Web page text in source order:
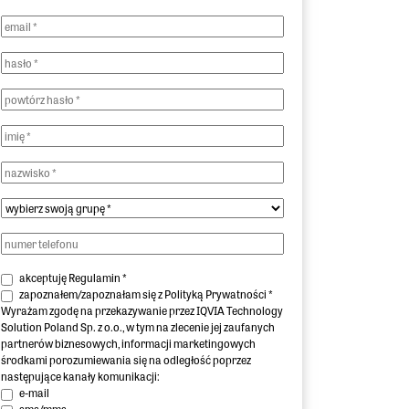
akceptujęRegulamin*
zapoznałem/zapoznałam się zPolityką Prywatności*
Wyrażam zgodę na przekazywanie przez IQVIA Technology
Solution Poland Sp. z o.o., w tym na zlecenie jejzaufanych
partnerów biznesowych, informacji marketingowych
środkami porozumiewania się na odległość poprzez
następujące kanały komunikacji:
e-mail